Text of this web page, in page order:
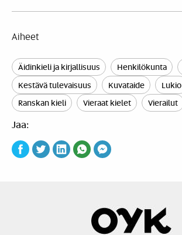
Aiheet
Äidinkieli ja kirjallisuus Henkilökunta
Kestävä tulevaisuus
Kuvataide Lukio
Ranskan kieli
Vieraat kielet Vierailut
Jaa: